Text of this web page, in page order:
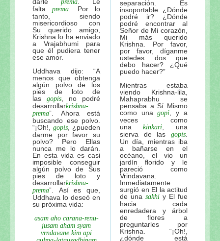
prema
falta prema . Por lo
tanto, siendo
misericordioso con
Su querido amigo,
Krishna lo ha enviado
a Vrajabhumi para
que él pudiera tener
ese amor.
Uddhava dijo: “A
menos que obtenga
algún polvo de los
pies de loto de
las gopis , no podré
desarrollarkrishna-
prema”. Ahora está
buscando ese polvo.
“¡Oh!, gopis , ¿pueden
darme por favor su
polvo? Pero Ellas
nunca me lo darán.
En esta vida es casi
imposible conseguir
algún polvo de Sus
pies de loto y
desarrollarkrishna-
prema”. Así es que,
Uddhava lo deseó en
su próxima vida:
asam aho carana-renu-
jusam aham syam
vrndavane kim api
separación. Es
insoportable. ¿Dónde
podré ir? ¿Dónde
podré encontrar al
Señor de Mi corazón,
Mi más querido
Krishna. Por favor,
por favor, díganme
ustedes dos que
debo hacer? ¿Qué
puedo hacer?”
Mientras estaba
viendo Krishna-lila,
Mahaprabhu se
pensaba a Sí Mismo
como una gopi , y a
veces como
una kinkari , una
sierva de las gopis
Un día, mientras iba
a bañarse en el
océano, el vio un
jardín florido y le
pareció como
Vrindavana.
Inmediatamente
surgió en El la actitud
de una sakhi y El fue
hacia cada
enredadera y árbol
de flores a
preguntarles por
Krishna. “¡Oh!,
¿dónde está